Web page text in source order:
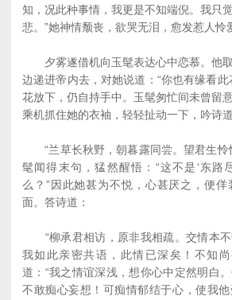
知，况此种事情，我更是不知端倪。我只
悲。”她神情颓丧，欲哭无泪，愈发惹人怜
夕雾遂借机向玉髦表达心中恋慕。他
边递进帝内去，对她说道：“你也有缘看
花放下，仍自持手中。玉髦匆忙间未曾留
乘机抓住她的衣袖，轻轻扯动一下，吟诗道
“兰草长秋野，朝暮露同尝。望君生怜
髦闻得末句，猛然醒悟：“这不是‘东
么？”因此她甚为不悦，心甚厌之，便佯
面。答诗道：
“柳承君相访，原非我相疏。交情本不
我如此亲密共语，此情已深矣！不知
道：“我之情谊深浅，想你心中定然明白
不敢痴心妄想！可痴情郁结于心，使我